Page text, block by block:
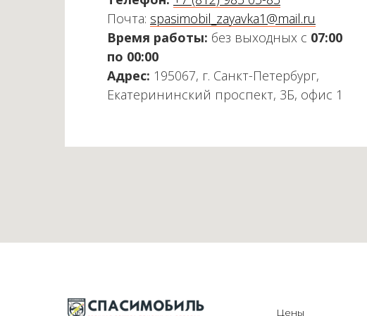
Почта: spasimobil_zayavka1@mail.ru
Время работы: без выходных с 07:00
по 00:00
Адрес: 195067, г. Санкт-Петербург,
Екатерининский проспект, 3Б, офис 1
Цены